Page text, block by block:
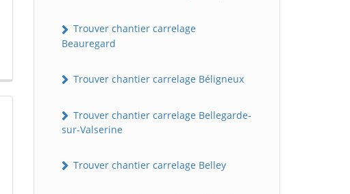
Trouver chantier carrelage
Beauregard
Trouver chantier carrelage Béligneux
Trouver chantier carrelage Bellegarde-
sur-Valserine
Trouver chantier carrelage Belley